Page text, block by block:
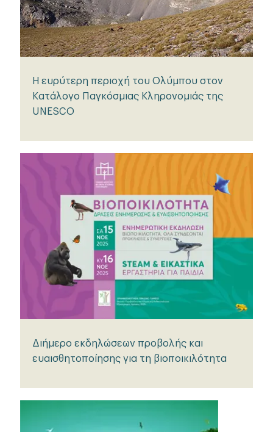
Η ευρύτερη περιοχή του Ολύμπου στον
Κατάλογο Παγκόσμιας Κληρονομιάς της
UNESCO
Διήμερο εκδηλώσεων προβολής και
ευαισθητοποίησης για τη βιοποικιλότητα